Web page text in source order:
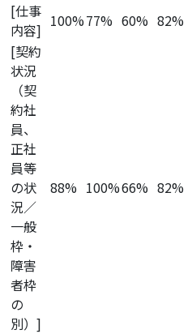
[仕事
内容] 100%77% 60% 82%
[契約
状況
（契
約社
員、
正社
員等
の状
況／
一般
枠・
障害
者枠
の
別）]
88% 100%66% 82%